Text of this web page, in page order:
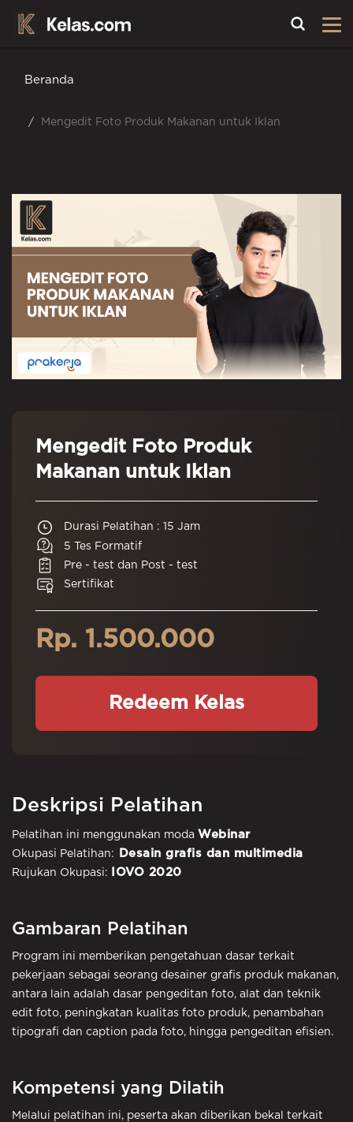
Beranda
Mengedit Foto Produk Makanan untuk Iklan
Mengedit Foto Produk
Makanan untuk Iklan
Durasi Pelatihan : 15 Jam
5 Tes Formatif
Pre - test dan Post - test
Sertifikat
Rp. 1.500.000
Redeem Kelas
Deskripsi Pelatihan
Pelatihan ini menggunakan moda Webinar
Okupasi Pelatihan: Desain grafis dan multimedia
Rujukan Okupasi: IOVO 2020
Gambaran Pelatihan
Program ini memberikan pengetahuan dasar terkait
pekerjaan sebagai seorang desainer grafis produk makanan,
antara lain adalah dasar pengeditan foto, alat dan teknik
edit foto, peningkatan kualitas foto produk, penambahan
tipografi dan caption pada foto, hingga pengeditan efisien.
Kompetensi yang Dilatih
Melalui pelatihan ini, peserta akan diberikan bekal terkait